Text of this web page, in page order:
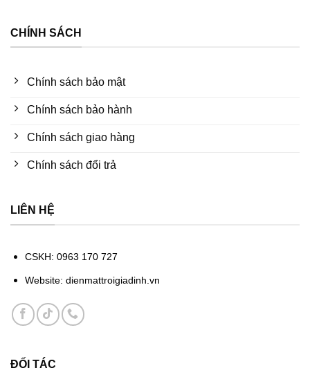
CHÍNH SÁCH
Chính sách bảo mật
Chính sách bảo hành
Chính sách giao hàng
Chính sách đổi trả
LIÊN HỆ
CSKH: 0963 170 727
Website: dienmattroigiadinh.vn
ĐỐI TÁC